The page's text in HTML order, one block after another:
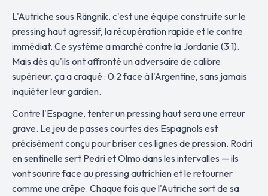
L'Autriche sous Rängnik, c'est une équipe construite sur le
pressing haut agressif, la récupération rapide et le contre
immédiat. Ce système a marché contre la Jordanie (3:1).
Mais dès qu'ils ont affronté un adversaire de calibre
supérieur, ça a craqué : 0:2 face à l'Argentine, sans jamais
inquiéter leur gardien.
Contre l'Espagne, tenter un pressing haut sera une erreur
grave. Le jeu de passes courtes des Espagnols est
précisément conçu pour briser ces lignes de pression. Rodri
en sentinelle sert Pedri et Olmo dans les intervalles — ils
vont sourire face au pressing autrichien et le retourner
comme une crêpe. Chaque fois que l'Autriche sort de sa